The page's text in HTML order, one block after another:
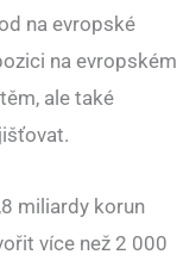
na evropské
na evropském
ale také
miliardy korun
více než 2 000